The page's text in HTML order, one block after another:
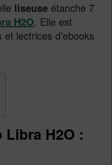
liseuseétanche 7
H2O. Elle est
lectrices d’ebooks
H2O :